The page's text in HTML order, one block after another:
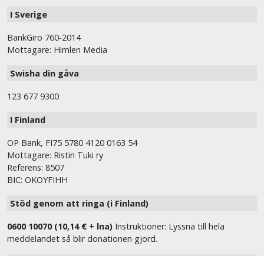
I Sverige
BankGiro 760-2014
Mottagare: Himlen Media
Swisha din gåva
123 677 9300
I Finland
OP Bank, FI75 5780 4120 0163 54
Mottagare: Ristin Tuki ry
Referens: 8507
BIC: OKOYFIHH
Stöd genom att ringa (i Finland)
0600 10070 (10,14 € + lna) Instruktioner: Lyssna till hela
meddelandet så blir donationen gjord.